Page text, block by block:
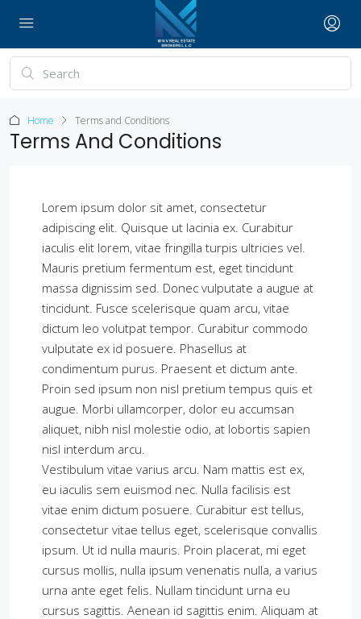
Home Terms and Conditions
Terms And Conditions
Lorem ipsum dolor sit amet, consectetur
adipiscing elit. Quisque ut lacinia ex. Curabitur
iaculis elit lorem, vitae fringilla turpis ultricies vel.
Mauris pretium fermentum est, eget tincidunt
massa dignissim sed. Donec vulputate a augue at
tincidunt. Fusce scelerisque quam arcu, vitae
dictum leo volutpat tempor. Curabitur commodo
vulputate ex id posuere. Phasellus at
condimentum purus. Praesent et dictum ante.
Proin sed ipsum non nisl pretium tempus quis et
augue. Morbi ullamcorper, dolor eu accumsan
aliquet, nibh nisl molestie odio, at lobortis sapien
nisl interdum arcu.
Vestibulum vitae varius arcu. Nam mattis est ex,
eu iaculis sem euismod nec. Nulla facilisis est
vitae enim dictum posuere. Curabitur est tellus,
consectetur vitae tellus eget, scelerisque convallis
ipsum. Ut id nulla mauris. Proin placerat, mi eget
cursus mollis, nulla ipsum venenatis nulla, a varius
urna ante eget felis. Nullam tincidunt urna eu
cursus sagittis. Aenean id sagittis enim. Aliquam at